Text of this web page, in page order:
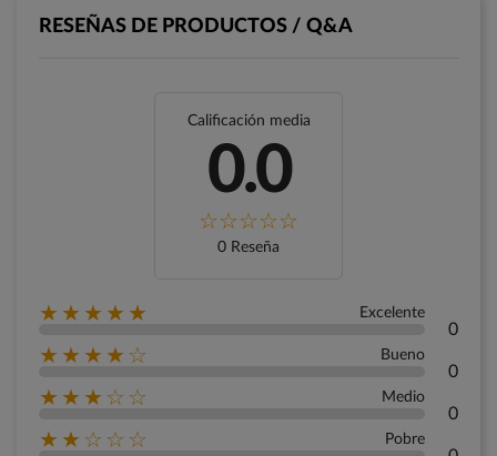
RESEÑAS DE PRODUCTOS / Q&A
Calificación media
0.0
0 Reseña
★★★★★ Excelente
0
★★★★☆ Bueno
0
★★★☆☆ Medio
0
★★☆☆☆ Pobre